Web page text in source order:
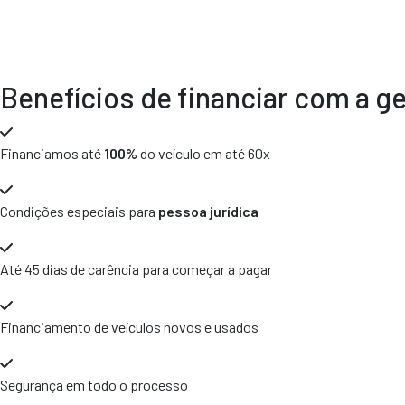
Benefícios de financiar com a
Financiamos até 100% do veículo em até 60x
Condições especiais para pessoa jurídica
Até 45 dias de carência para começar a pagar
Financiamento de veículos novos e usados
Segurança em todo o processo